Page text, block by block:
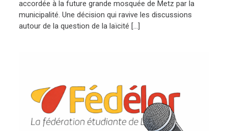
accordée à la future grande mosquée de Metz par la
municipalité. Une décision qui ravive les discussions
autour de la question de la laïcité […]